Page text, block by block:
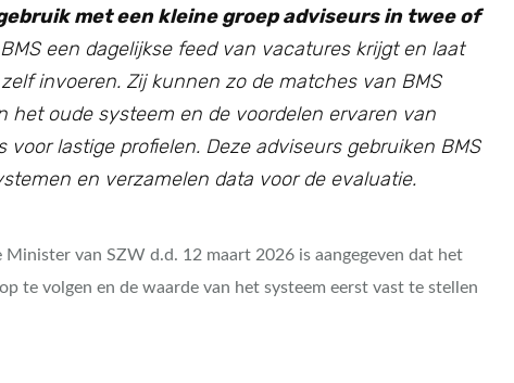
met een kleine groep adviseurs in twee of
een dagelijkse feed van vacatures krijgt en laat
invoeren. Zij kunnen zo de matches van BMS
het oude systeem en de voordelen ervaren van
voor lastige profielen. Deze adviseurs gebruiken BMS
en verzamelen data voor de evaluatie.
Minister van SZW d.d. 12 maart 2026 is aangegeven dat het
te volgen en de waarde van het systeem eerst vast te stellen